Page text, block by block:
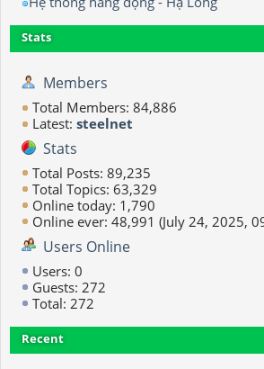
Stats
Members
Total Members: 84,886
Latest: steelnet
Stats
Total Posts: 89,235
Total Topics: 63,329
Online today: 1,790
Online ever: 48,991 (July 24, 2025,
Users Online
Users: 0
Guests: 272
Total: 272
Recent